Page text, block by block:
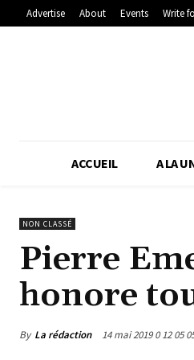
Advertise About Events Write
ACCUEIL A LA
NON CLASSÉ
Pierre
honore
By La rédaction 14 mai 2019 0 12 05